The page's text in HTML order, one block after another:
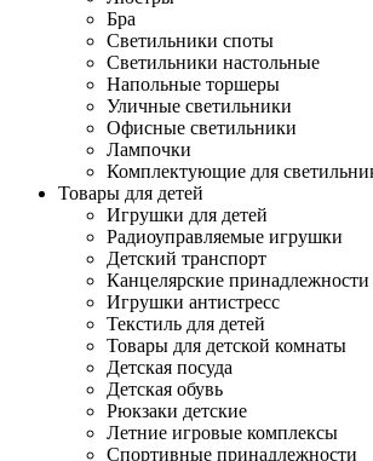
Бра
Светильники споты
Светильники настольные
Напольные торшеры
Уличные светильники
Офисные светильники
Лампочки
Комплектующие для
Товары для детей
Игрушки для детей
Радиоуправляемые игрушки
Детский транспорт
Канцелярские
Игрушки антистресс
Текстиль для детей
Товары для детской комнаты
Детская посуда
Детская обувь
Рюкзаки детские
Летние игровые комплексы
Спортивные принадлежности